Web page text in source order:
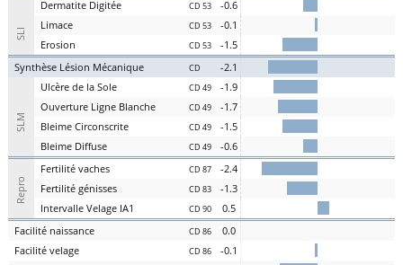
SLI
Dermatite Digitée CD 53
-0.6
Limace CD 53
-0.1
Erosion CD 53
-1.5
Synthèse Lésion Mécanique CD -2.1
SLM
Ulcère de la Sole CD 49
-1.9
Ouverture Ligne Blanche CD 49
-1.7
Bleime Circonscrite CD 49
-1.5
Bleime Diffuse CD 49 -0.6
Repro
Fertilité vaches CD 87
-2.4
Fertilité génisses CD 83
-1.3
Intervalle Velage IA1 CD 90
0.5
Facilité naissance CD 86
0.0
Facilité velage CD 86
-0.1